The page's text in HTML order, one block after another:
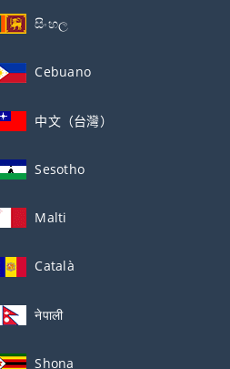
සිංහල
Cebuano
中文（台灣）
Sesotho
Malti
Català
नेपाली
Shona